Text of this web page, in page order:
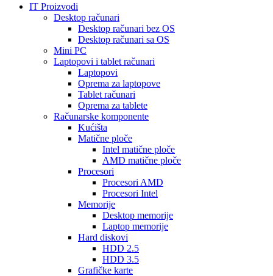
IT Proizvodi
Desktop računari
Desktop računari bez OS
Desktop računari sa OS
Mini PC
Laptopovi i tablet računari
Laptopovi
Oprema za laptopove
Tablet računari
Oprema za tablete
Računarske komponente
Kućišta
Matične ploče
Intel matične ploče
AMD matične ploče
Procesori
Procesori AMD
Procesori Intel
Memorije
Desktop memorije
Laptop memorije
Hard diskovi
HDD 2.5
HDD 3.5
Grafičke karte